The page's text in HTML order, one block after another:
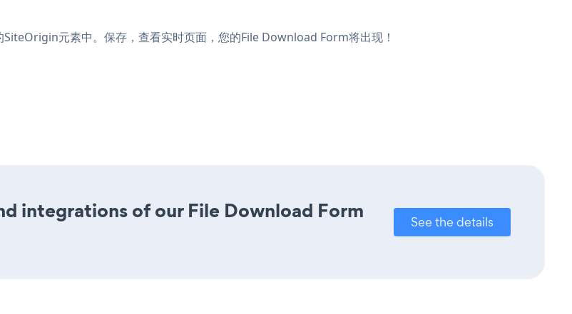
元素中。保存，查看实时页面，您的File Download Form将出现！
integrations of our File Download Form
See the details